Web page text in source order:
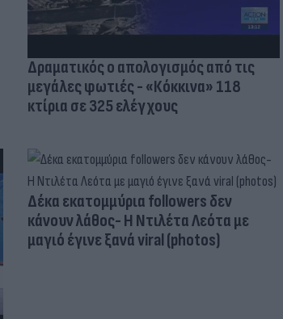
Δραματικός ο απολογισμός από τις
μεγάλες φωτιές - «Κόκκινα» 118
κτίρια σε 325 ελέγχους
Δέκα εκατομμύρια followers δεν
κάνουν λάθος- Η Ντιλέτα Λεότα με
μαγιό έγινε ξανά viral (photos)